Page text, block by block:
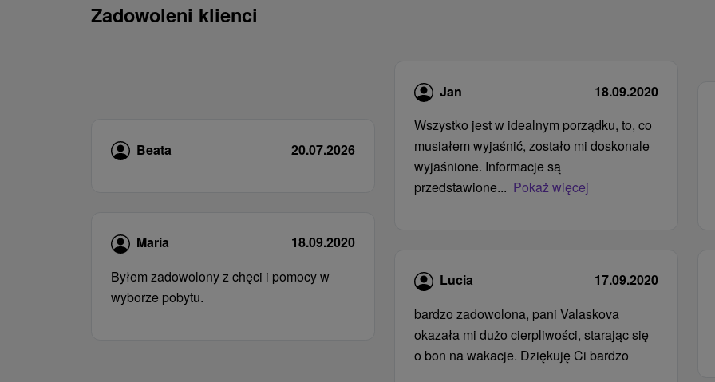
Zadowoleni klienci
Beata 20.07.2026
Maria
18.09.2020
Byłem zadowolony z chęci i pomocy w
wyborze pobytu.
Jan
18.09.2020
Wszystko jest w idealnym porządku, to, co
musiałem wyjaśnić, zostało mi doskonale
wyjaśnione. Informacje są
przedstawione... Pokaż więcej
Lucia
17.09.2020
bardzo zadowolona, ​​pani Valaskova
okazała mi dużo cierpliwości, starając się
o bon na wakacje. Dziękuję Ci bardzo